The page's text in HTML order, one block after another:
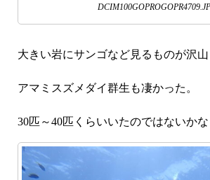
大きい岩にサンゴなど見るものが沢山
アマミスズメダイ群生も凄かった。
30匹～40匹くらいいたのではないかな